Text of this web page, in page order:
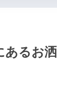
あるお洒